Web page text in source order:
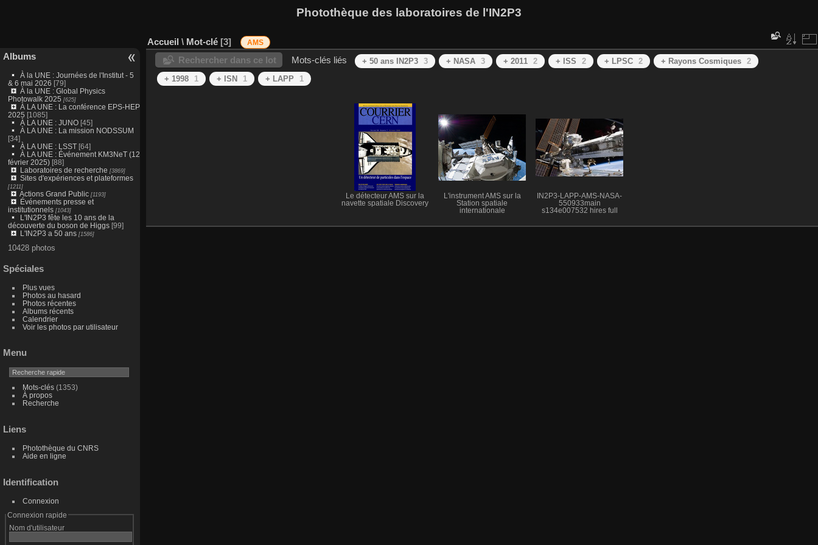
Photothèque des laboratoires de l'IN2P3
Albums
À la UNE : Journées de l'Institut - 5
& 6 mai 2026 [79]
À la UNE : Global Physics
Photowalk 2025 [625]
À LA UNE : La conférence EPS-HEP
2025 [1085]
À LA UNE : JUNO [45]
À LA UNE : La mission NODSSUM
[34]
À LA UNE : LSST[64]
À LA UNE : Événement KM3NeT (12
février 2025)[88]
Laboratoires de recherche [3869]
Sites d'expériences et plateformes
[1211]
Actions Grand Public[1193]
Événements presse et
institutionnels[1043]
L'IN2P3 fête les 10 ans de la
découverte du boson de Higgs[99]
L'IN2P3 a 50 ans[1586]
10428 photos
Spéciales
Plus vues
Photos au hasard
Photos récentes
Albums récents
Calendrier
Voir les photos par utilisateur
Menu
Mots-clés(1353)
À propos
Recherche
Liens
Photothèque du CNRS
Aide en ligne
Identification
Connexion
Connexion rapide
Nom d'utilisateur
Accueil \ Mot-clé 3 AMS
Rechercher dans ce lot Mots-clés liés + 50 ans IN2P3 3 + NASA 3 + 2011 2 + ISS 2 + LPSC 2 + Rayons Cosmiques 2
+ 1998
1 + ISN 1 + LAPP 1
Le détecteur AMS sur la
navette spatiale Discovery
L'instrument AMS sur la
Station spatiale
internationale
IN2P3-LAPP-AMS-NASA-
550933main
s134e007532 hires full